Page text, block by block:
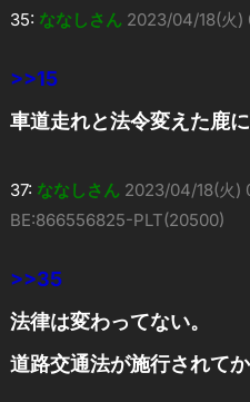
35: ななしさん 2023/04/18(火)
>>15
車道走れと法令変えた鹿
37: ななしさん 2023/04/18(火)
BE:866556825-PLT(20500)
>>35
法律は変わってない。
道路交通法が施行されて